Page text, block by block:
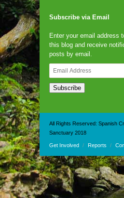
Subscribe via Email
Enter your email address
this blog and receive
posts by email.
Email
Address
Subscribe
All Rights Reserved: Spanish
Sanctuary 2018
Get Involved Reports